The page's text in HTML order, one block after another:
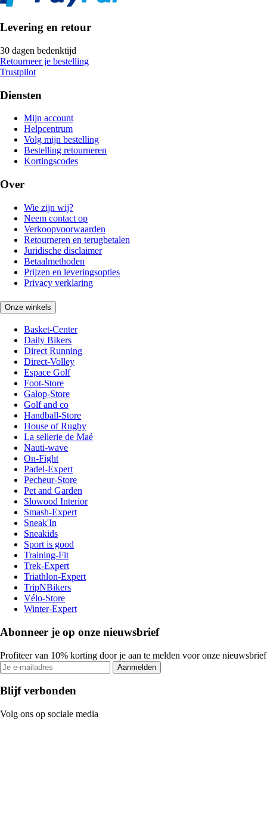
Levering en retour
30 dagen bedenktijd
Retourneer je bestelling
Trustpilot
Diensten
Mijn account
Helpcentrum
Volg mijn bestelling
Bestelling retourneren
Kortingscodes
Over
Wie zijn wij?
Neem contact op
Verkoopvoorwaarden
Retourneren en terugbetalen
Juridische disclaimer
Betaalmethoden
Prijzen en leveringsopties
Privacy verklaring
Onze winkels
Basket-Center
Daily Bikers
Direct Running
Direct-Volley
Espace Golf
Foot-Store
Galop-Store
Golf and co
Handball-Store
House of Rugby
La sellerie de Maé
Nauti-wave
On-Fight
Padel-Expert
Pecheur-Store
Pet and Garden
Slowood Interior
Smash-Expert
Sneak'In
Sneakids
Sport is good
Training-Fit
Trek-Expert
Triathlon-Expert
TripNBikers
Vélo-Store
Winter-Expert
Abonneer je op onze nieuwsbrief
Profiteer van 10% korting door je aan te melden voor onze nieuwsbrief
Aanmelden
Blijf verbonden
Volg ons op sociale media